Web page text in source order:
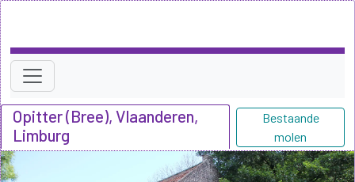
Opitter (Bree), Vlaanderen,
Limburg
Bestaande
molen